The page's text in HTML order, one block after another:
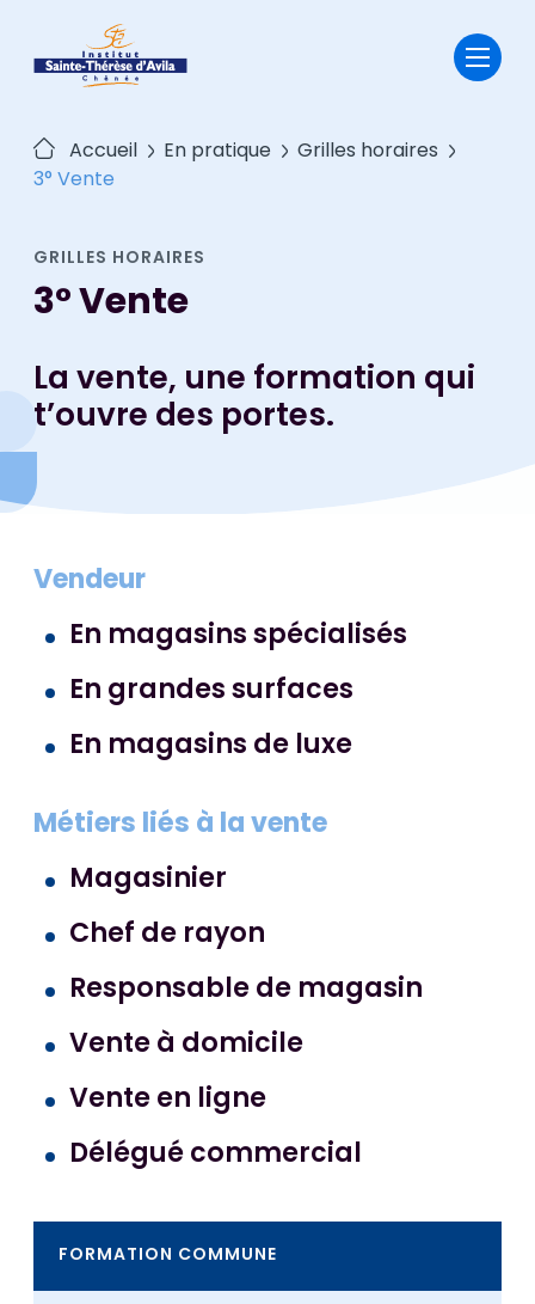
contenu
Accueil En pratique
Grilles horaires
3° Vente
GRILLES HORAIRES
3° Vente
La vente, une formation qui
t’ouvre des portes.
Vendeur
En magasins spécialisés
En grandes surfaces
En magasins de luxe
Métiers liés à la vente
Magasinier
Chef de rayon
Responsable de magasin
Vente à domicile
Vente en ligne
Délégué commercial
FORMATION COMMUNE